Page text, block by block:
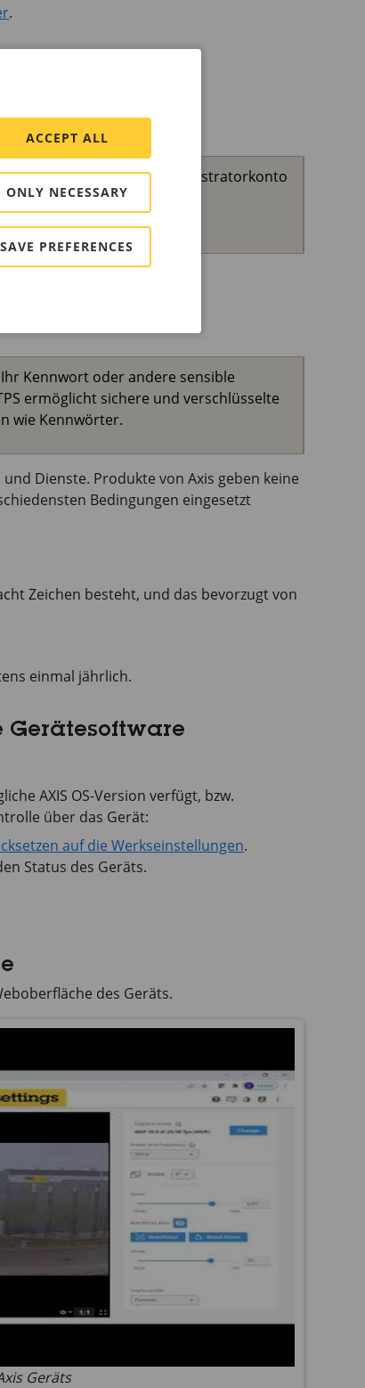
.
das Kennwort für Ihr Administratorkonto
Zurücksetzen auf die
Kennwort oder andere sensible
ermöglicht sichere und verschlüsselte
wie Kennwörter.
Dienste. Produkte von Axis geben keine
Bedingungen eingesetzt
Zeichen besteht, und das bevorzugt von
einmal jährlich.
Gerätesoftware
AXIS OS-Version verfügt, bzw.
über das Gerät:
auf die Werkseinstellungen.
Status des Geräts.
des Geräts.
Geräts
ACCEPT ALL
ONLY NECESSARY
SAVE PREFERENCES